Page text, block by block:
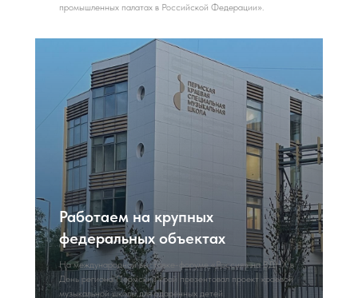
промышленных палатах в Российской Федерации».
Работаем на крупных
федеральных объектах
На международной выставке-форуме «Россия» на ВДНХ в
День региона Пермский край презентовал проект краевой
музыкальной школы для одарённых детей.